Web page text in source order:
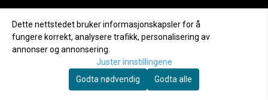
Kundeservice
Frakt og retur
Kjøpsvilkår
Dette nettstedet bruker informasjonskapsler for å
fungere korrekt, analysere trafikk, personalisering av
annonser og annonsering.
Juster innstillingene
Godta nødvendig
Godta alle